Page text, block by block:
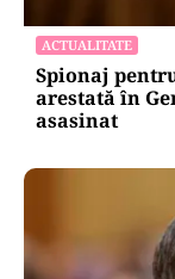
ACTUALITATE
Spionaj
arestată în
asasinat